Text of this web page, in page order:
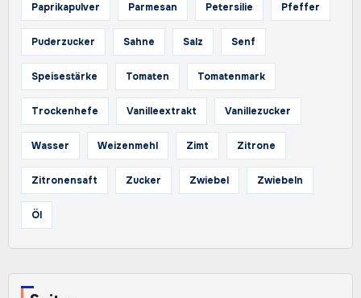
Paprikapulver Parmesan Petersilie Pfeffer
Puderzucker Sahne Salz Senf
Speisestärke Tomaten Tomatenmark
Trockenhefe Vanilleextrakt Vanillezucker
Wasser Weizenmehl Zimt Zitrone
Zitronensaft Zucker Zwiebel Zwiebeln
Öl